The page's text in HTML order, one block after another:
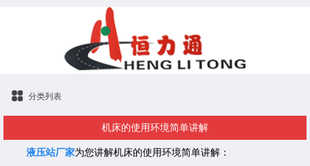
分类列表
机床的使用环境简单讲解
液压站厂家为您讲解机床的使用环境简单讲解：